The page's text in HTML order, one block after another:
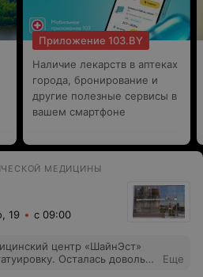
Приложение 103.BY
Наличие лекарств в аптеках
города, бронирование и
другие полезные сервисы в
вашем смартфоне
МЕДИЦИНЫ
19 с 09:00
центр «ШайнЭст»
Осталась довольна
Еще